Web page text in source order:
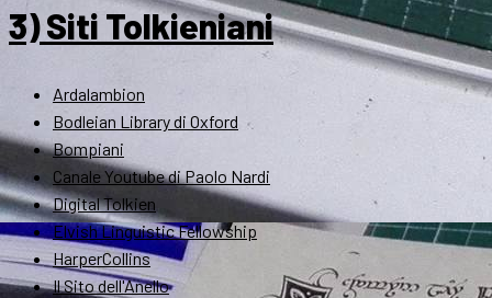
3) Siti Tolkieniani
Ardalambion
Bodleian Library di Oxford
Bompiani
Canale Youtube di Paolo Nardi
Digital Tolkien
Elvish Linguistic Fellowship
HarperCollins
Il Sito dell'Anello